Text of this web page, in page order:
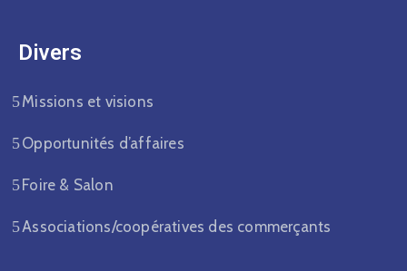
Divers​
Missions et visions
Opportunités d’affaires
Foire & Salon
Associations/coopératives des commerçants